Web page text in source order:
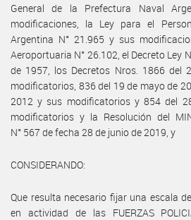
General de la Prefectura Naval
modificaciones, la Ley para el
Argentina N° 21.965 y sus
Aeroportuaria N° 26.102, el Decreto Ley
de 1957, los Decretos Nros. 1866 del
modificatorios, 836 del 19 de mayo de
2012 y sus modificatorios y 854 del
modificatorios y la Resolución del
N° 567 de fecha 28 de junio de 2019, y
CONSIDERANDO:
Que resulta necesario fijar una escala
en actividad de las FUERZAS